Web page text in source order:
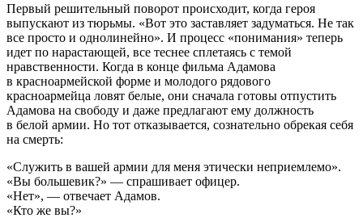
Первый решительный поворот происходит, когда героя
выпускают из тюрьмы. «Вот это заставляет задуматься. Не так
все просто и однолинейно». И процесс «понимания» теперь
идет по нарастающей, все теснее сплетаясь с темой
нравственности. Когда в конце фильма Адамова
в красноармейской форме и молодого рядового
красноармейца ловят белые, они сначала готовы отпустить
Адамова на свободу и даже предлагают ему должность
в белой армии. Но тот отказывается, сознательно обрекая себя
на смерть:
«Служить в вашей армии для меня этически неприемлемо».
«Вы большевик?» — спрашивает офицер.
«Нет», — отвечает Адамов.
«Кто же вы?»